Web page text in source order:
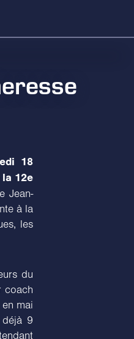
18
12e
Jean-
à la
les
du
coach
mai
déjà 9